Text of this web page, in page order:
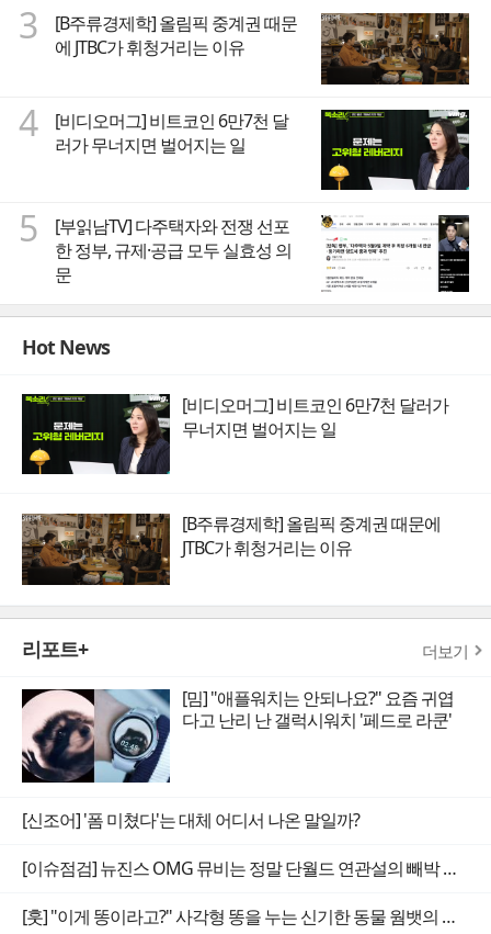
3
[B주류경제학] 올림픽 중계권 때문
에 JTBC가 휘청거리는 이유
4
[비디오머그] 비트코인 6만7천 달
러가 무너지면 벌어지는 일
5
[부읽남TV] 다주택자와 전쟁 선포
한 정부, 규제·공급 모두 실효성 의
문
Hot News
[비디오머그] 비트코인 6만7천 달러가
무너지면 벌어지는 일
[B주류경제학] 올림픽 중계권 때문에
JTBC가 휘청거리는 이유
리포트+ 더보기
[밈] "애플워치는 안되나요?" 요즘 귀엽
다고 난리 난 갤럭시워치 '페드로 라쿤'
[신조어] '폼 미쳤다'는 대체 어디서 나온 말일까?
[이슈점검] 뉴진스 OMG 뮤비는 정말 단월드 연관설의 빼박 증거일까
[훗] "이게 똥이라고?" 사각형 똥을 누는 신기한 동물 웜뱃의 비밀